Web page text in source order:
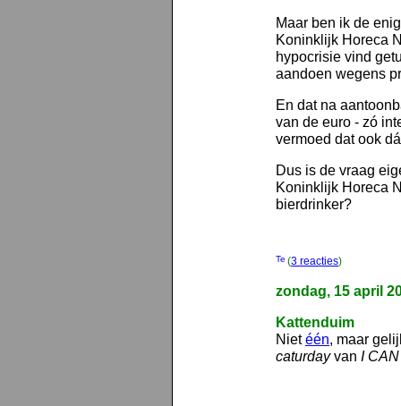
Maar ben ik de
Koninklijk Horeca
hypocrisie vind
aandoen wegens
En dat na
van de euro - zó
vermoed dat ook
Dus is de vraag
Koninklijk Horeca
bierdrinker?
(3 reacties)
zondag, 15 april
Kattenduim
Nietéén, maar
caturdayvan I